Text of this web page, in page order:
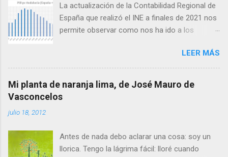
La actualización de la Contabilidad Regional de
España que realizó el INE a finales de 2021 nos
permite observar como nos ha ido a los
refiere en relación con el conjunto de España.
Antes de seguir conviene aclarar que
producción per cápita no es exactamente lo
mismo que renta per cápita, ya que esta difiere
del conjunto del Estado en forma de servicios
públicos y mayores ayudas. El gran agujero de
LEER MÁS
Mi planta de naranja lima, de José Mauro de
Vasconcelos
julio 18, 2012
Antes de nada debo aclarar una cosa: soy un
llorica. Tengo la lágrima fácil: lloré cuando